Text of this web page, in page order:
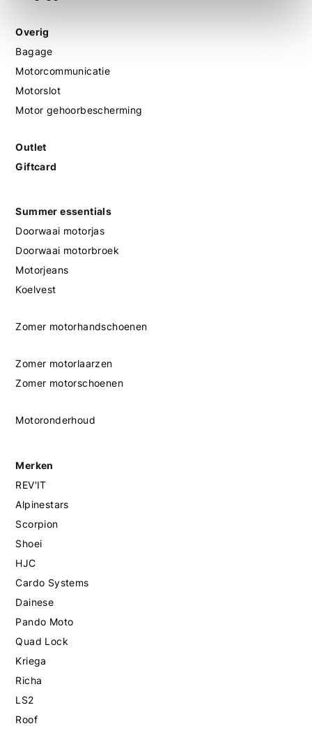
Overig
Bagage
Motorcommunicatie
Motorslot
Motor gehoorbescherming
Outlet
Giftcard
Summer essentials
Doorwaai motorjas
Doorwaai motorbroek
Motorjeans
Koelvest
Zomer motorhandschoenen
Zomer motorlaarzen
Zomer motorschoenen
Motoronderhoud
Merken
REV'IT
Alpinestars
Scorpion
Shoei
HJC
Cardo Systems
Dainese
Pando Moto
Quad Lock
Kriega
Richa
LS2
Roof